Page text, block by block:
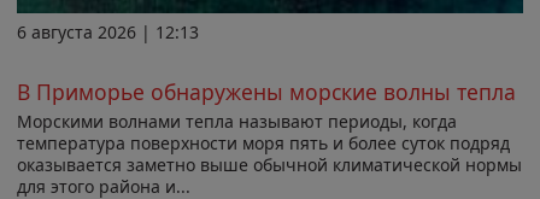
6 августа 2026 | 12:13
В Приморье обнаружены морские волны тепла
Морскими волнами тепла называют периоды, когда
температура поверхности моря пять и более суток подряд
оказывается заметно выше обычной климатической нормы
для этого района и...